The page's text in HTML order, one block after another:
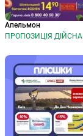
Апельмон
ПРОПОЗИЦІЯ ДІЙСНА